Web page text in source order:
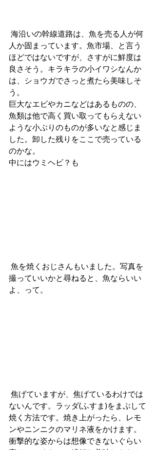
人か固まっています。魚市場、と言う
ほどではないですが、さすがに鮮度は
良さそう。キラキラの小イワシなんか
は、ショウガでさっと煮たら美味しそ
う。
巨大なエビやカニなどはあるものの、
魚類は他で高く買い取ってもらえない
ような小ぶりのものが多いなと感じま
した。卸した残りをここで売っている
のかな。
中にはウミヘビ？も
撮っていいかと尋ねると、魚ならいい
よ、って。
ないんです。ラッダ(ふすま)をまぶして
焼く方法です。焼き上がったら、レモ
ンやニンニクのマリネ液をかけます。
衝撃的な姿からは想像できないぐらい